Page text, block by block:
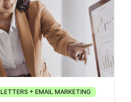
+ EMAIL MARKETING